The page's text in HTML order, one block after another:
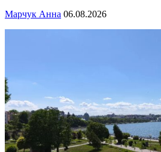
Марчук Анна 06.08.2026